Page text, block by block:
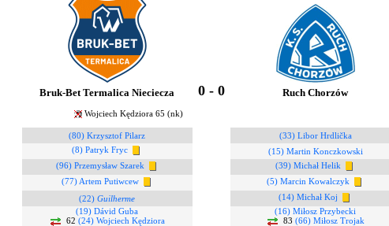
Bruk-Bet Termalica Nieciecza 0 - 0 Ruch Chorzów
Wojciech Kędziora 65 (nk)
(80) Krzysztof Pilarz
(33) Libor Hrdlička
(8) Patryk Fryc
(15) Martin Konczkowski
(96) Przemysław Szarek
(39) Michał Helik
(77) Artem Putiwcew
(5) Marcin Kowalczyk
(22) Guilherme
(14) Michał Koj
(19) Dávid Guba
62 (24) Wojciech Kędziora
(16) Miłosz Przybecki
83 (66) Miłosz Trojak